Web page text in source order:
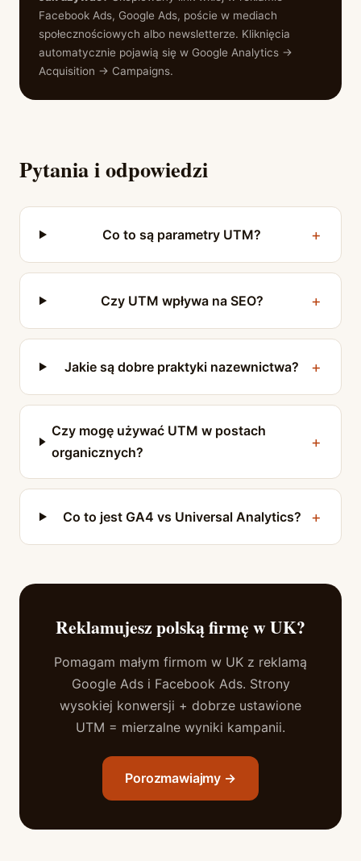
Facebook Ads, Google Ads, poście w mediach
społecznościowych albo newsletterze. Kliknięcia
automatycznie pojawią się w Google Analytics →
Acquisition → Campaigns.
Pytania i odpowiedzi
Co to są parametry UTM?
Czy UTM wpływa na SEO?
Jakie są dobre praktyki nazewnictwa?
Czy mogę używać UTM w postach
organicznych?
Co to jest GA4 vs Universal Analytics?
Reklamujesz polską firmę w UK?
Pomagam małym firmom w UK z reklamą
Google Ads i Facebook Ads. Strony
wysokiej konwersji + dobrze ustawione
UTM = mierzalne wyniki kampanii.
Porozmawiajmy →